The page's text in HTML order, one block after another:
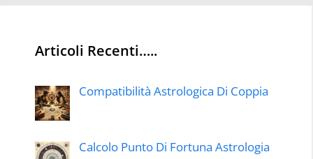
Articoli Recenti…..
Compatibilità Astrologica Di Coppia
Calcolo Punto Di Fortuna Astrologia